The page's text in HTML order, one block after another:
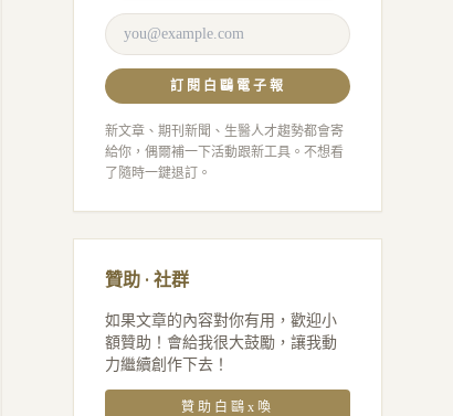
訂閱白鷗電子報
新文章、期刊新聞、生醫人才趨勢都會寄
給你，偶爾補一下活動跟新工具。不想看
了隨時一鍵退訂。
贊助 · 社群
如果文章的內容對你有用，歡迎小
額贊助！會給我很大鼓勵，讓我動
力繼續創作下去！
贊助白鷗x喚